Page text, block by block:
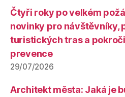
Čtyři roky po velkém
novinky pro návštěvníky,
turistických tras a
prevence
29/07/2026
Architekt města: Jaká je